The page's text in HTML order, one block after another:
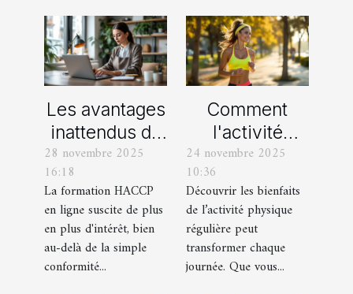
Les avantages
inattendus de
la formation
HACCP en
ligne
28 novembre 2025
16:18
La formation HACCP
en ligne suscite de plus
en plus d'intérêt, bien
au-delà de la simple
conformité...
Comment
l'activité
physique
régulière
améliore-t-elle
votre bien-
être quotidien
?
24 novembre 2025
10:36
Découvrir les bienfaits
de l’activité physique
régulière peut
transformer chaque
journée. Que vous...